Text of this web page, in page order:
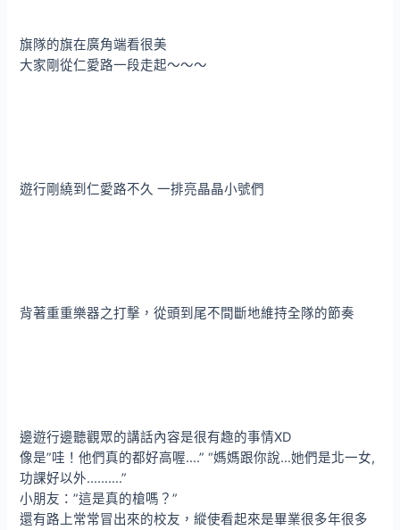
旗隊的旗在廣角端看很美
大家剛從仁愛路一段走起～～～
遊行剛繞到仁愛路不久 一排亮晶晶小號們
背著重重樂器之打擊，從頭到尾不間斷地維持全隊的節奏
邊遊行邊聽觀眾的講話內容是很有趣的事情XD
像是”哇！他們真的都好高喔….” “媽媽跟你說…她們是北一女,
功課好以外……….”
小朋友：”這是真的槍嗎？”
還有路上常常冒出來的校友，縱使看起來是畢業很多年很多